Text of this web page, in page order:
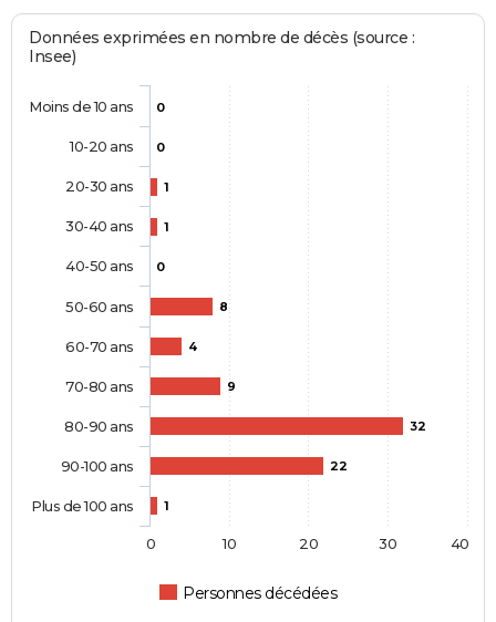
Données exprimées en nombre de décès (source :
Insee)
0
0
1
1
0
8
4
9
32
22
1
Personnes décédées
Moins de 10 ans
10-20 ans
20-30 ans
30-40 ans
40-50 ans
50-60 ans
60-70 ans
70-80 ans
80-90 ans
90-100 ans
Plus de 100 ans
0 10 20 30 40